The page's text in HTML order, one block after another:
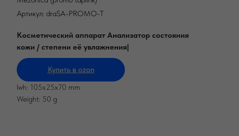
Артикул: draSA-PROMO-T
Косметический аппарат Анализатор состояния
кожи / степени её увлажнения|
Купить в ozon
lwh: 105x25x70 mm
Weight: 50 g